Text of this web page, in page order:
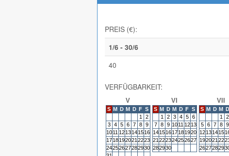
PREIS (€):
1/6 - 30/6
40
VERFÜGBARKEIT:
V
S M D M D F S
1
2
3
4 5 6 7 8
9
10 11 12 13 14 15 16
17 18 192021 2223
24252627282930
VI
S M D M D F S
1
2 3 4 5
6
7
8 9 10 11 12 13
14 15 16 17 18 1920
21 222324252627
282930
VII
S M D M D
1
2
5
6 7 8 9
12 13 14 15
192021 22
26272829